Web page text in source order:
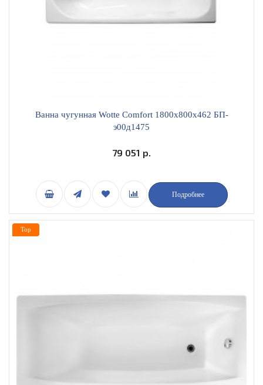
Ванна чугунная Wotte Comfort 1800х800х462 БП-
э00д1475
79 051 р.
Подробнее
Top